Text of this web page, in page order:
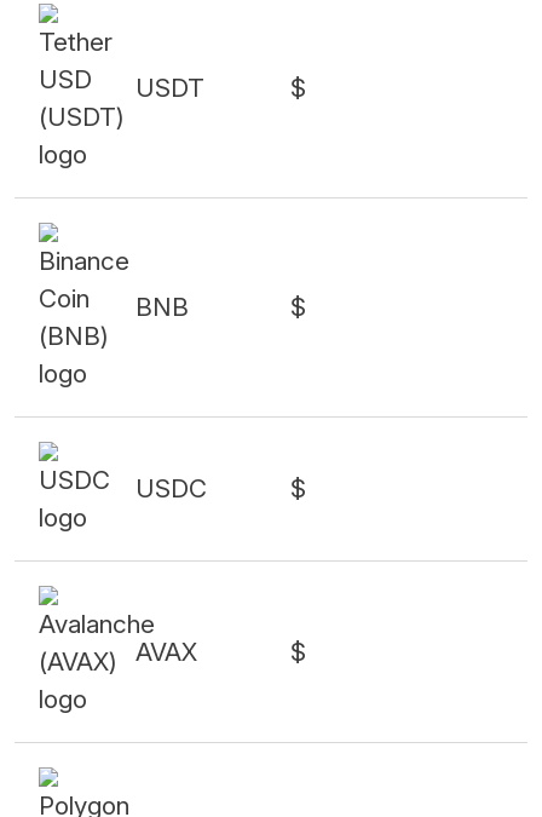
USDT $
BNB $
USDC $
AVAX $